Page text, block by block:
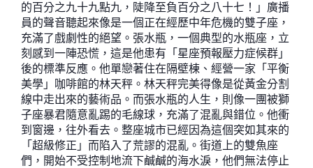
的百分之九十九點九，陡降至負百分之八十七！」廣播
員的聲音聽起來像是一個正在經歷中年危機的雙子座，
充滿了戲劇性的絕望。張水瓶，一個典型的水瓶座，立
刻感到一陣恐慌，這是他患有「星座預報壓力症候群」
後的標準反應。他單戀著住在隔壁棟、經營一家「平衡
美學」咖啡館的林天秤。林天秤完美得像是從黃金分割
線中走出來的藝術品。而張水瓶的人生，則像一團被獅
子座暴君隨意亂踢的毛線球，充滿了混亂與錯位。他衝
到窗邊，往外看去。整座城市已經因為這個突如其來的
「超級修正」而陷入了荒謬的混亂。街道上的雙魚座
們，開始不受控制地流下鹹鹹的海水淚，他們無法停止